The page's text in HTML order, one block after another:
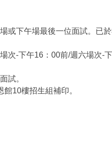
或下午場最後一位面試。已
次-下午16：00前/週六場次-下
試。
10樓招生組補印。